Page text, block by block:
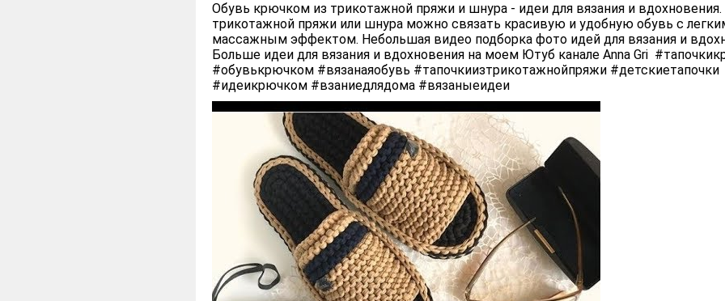
Обувь крючком из трикотажной пряжи и шнура - идеи для вязания и вдохновения.
трикотажной пряжи или шнура можно связать красивую и удобную обувь с
массажным эффектом. Небольшая видео подборка фото идей для вязания и
Больше идеи для вязания и вдохновения на моем Ютуб канале Anna Gri
#обувькрючком #вязанаяобувь #тапочкиизтрикотажнойпряжи #детскиетапочки
#идеикрючком #взаниедлядома #вязаныеидеи